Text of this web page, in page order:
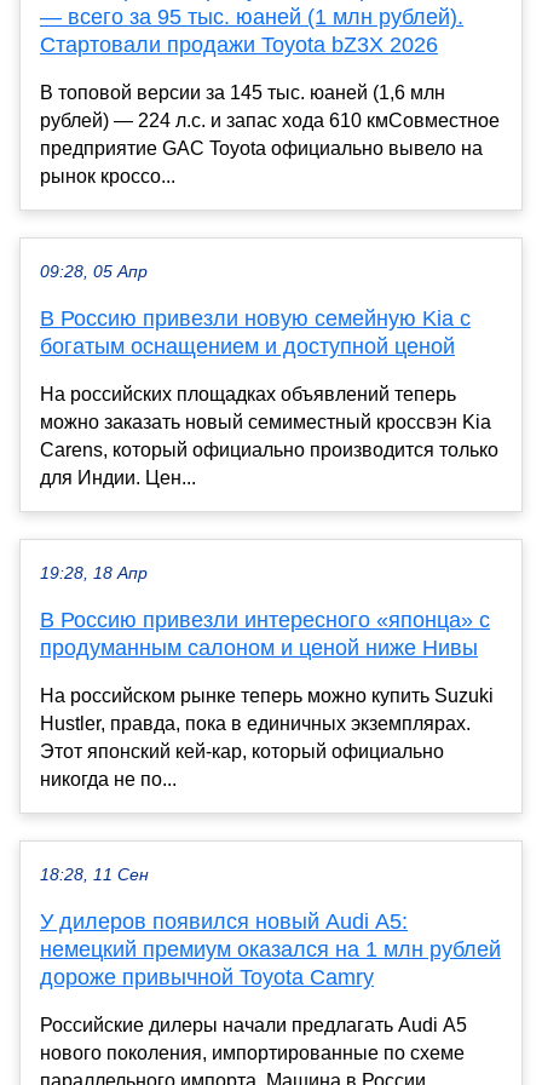
— всего за 95 тыс. юаней (1 млн рублей).
Стартовали продажи Toyota bZ3X 2026
В топовой версии за 145 тыс. юаней (1,6 млн
рублей) — 224 л.с. и запас хода 610 кмСовместное
предприятие GAC Toyota официально вывело на
рынок кроссо...
09:28, 05 Апр
В Россию привезли новую семейную Kia с
богатым оснащением и доступной ценой
На российских площадках объявлений теперь
можно заказать новый семиместный кроссвэн Kia
Carens, который официально производится только
для Индии. Цен...
19:28, 18 Апр
В Россию привезли интересного «японца» с
продуманным салоном и ценой ниже Нивы
На российском рынке теперь можно купить Suzuki
Hustler, правда, пока в единичных экземплярах.
Этот японский кей-кар, который официально
никогда не по...
18:28, 11 Сен
У дилеров появился новый Audi A5:
немецкий премиум оказался на 1 млн рублей
дороже привычной Toyota Camry
Российские дилеры начали предлагать Audi A5
нового поколения, импортированные по схеме
параллельного импорта. Машина в России